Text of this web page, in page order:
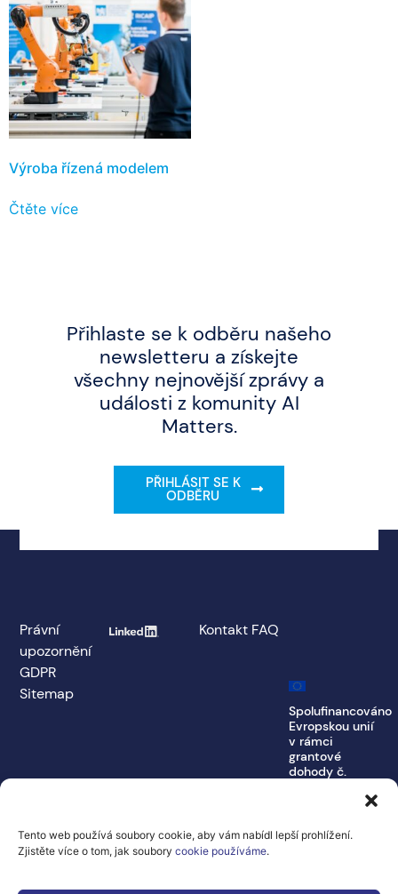
Tento web používá soubory cookie, aby vám nabídl lepší prohlížení.
Zjistěte více o tom, jak soubory cookie používáme.
Výroba řízená modelem
Čtěte více
Přihlaste se k odběru našeho
newsletteru a získejte
všechny nejnovější zprávy a
události z komunity AI
Matters.
PŘIHLÁSIT SE K
ODBĚRU
Kontakt FAQ
Právní
upozornění
GDPR
Sitemap
Spolufinancováno
Evropskou unií
v rámci
grantové
dohody č.
stanoviska jsou
výhradně názory a
nutně odrážet